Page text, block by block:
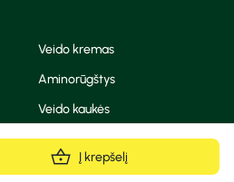
Į krepšelį
Veido kremas
Aminorūgštys
Veido kaukės
Eteriniai aliejai
BB ir CC kremas